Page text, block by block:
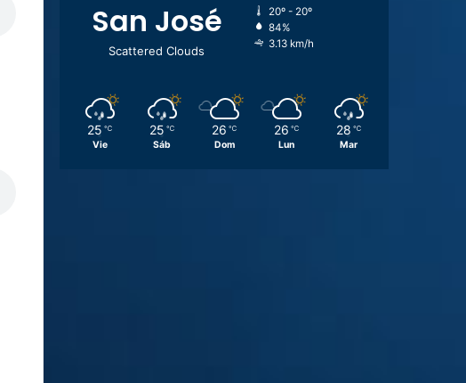
San José
Scattered Clouds
20º - 20º
84%
3.13 km/h
25 ℃
Vie
25 ℃
Sáb
26 ℃
Dom
26 ℃
Lun
28 ℃
Mar